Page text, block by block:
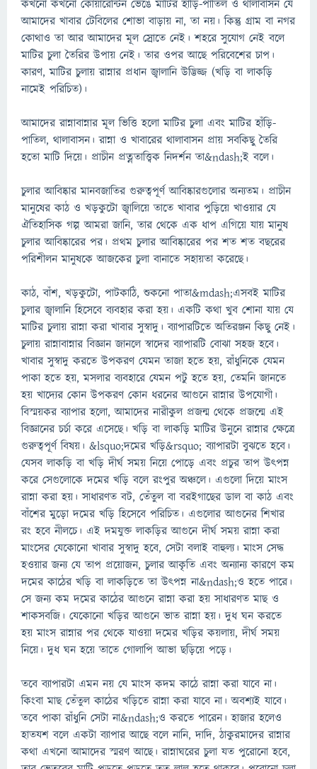
কখনো কখনো কোয়ারেন্টিন ভেঙে মাটির হাঁড়ি-পাতিল ও থালাবাসন যে
আমাদের খাবার টেবিলের শোভা বাড়ায় না, তা নয়। কিন্তু গ্রাম বা নগর
কোথাও তা আর আমাদের মূল স্রোতে নেই। শহরে সুযোগ নেই বলে
মাটির চুলা তৈরির উপায় নেই। তার ওপর আছে পরিবেশের চাপ।
কারণ, মাটির চুলায় রান্নার প্রধান জ্বালানি উদ্ভিজ্জ (খড়ি বা লাকড়ি
নামেই পরিচিত)।
আমাদের রান্নাবান্নার মূল ভিত্তি হলো মাটির চুলা এবং মাটির হাঁড়ি-
পাতিল, থালাবাসন। রান্না ও খাবারের থালাবাসন প্রায় সবকিছু তৈরি
হতো মাটি দিয়ে। প্রাচীন প্রত্নতাত্ত্বিক নিদর্শন তা&ndash;ই বলে।
চুলার আবিষ্কার মানবজাতির গুরুত্বপূর্ণ আবিষ্কারগুলোর অন্যতম। প্রাচীন
মানুষের কাঠ ও খড়কুটো জ্বালিয়ে তাতে খাবার পুড়িয়ে খাওয়ার যে
ঐতিহাসিক গল্প আমরা জানি, তার থেকে এক ধাপ এগিয়ে যায় মানুষ
চুলার আবিষ্কারের পর। প্রথম চুলার আবিষ্কারের পর শত শত বছরের
পরিশীলন মানুষকে আজকের চুলা বানাতে সহায়তা করেছে।
কাঠ, বাঁশ, খড়কুটো, পাটকাঠি, শুকনো পাতা&mdash;এসবই মাটির
চুলার জ্বালানি হিসেবে ব্যবহার করা হয়। একটি কথা খুব শোনা যায় যে
মাটির চুলায় রান্না করা খাবার সুস্বাদু। ব্যাপারটিতে অতিরঞ্জন কিছু নেই।
চুলায় রান্নাবান্নার বিজ্ঞান জানলে স্বাদের ব্যাপারটি বোঝা সহজ হবে।
খাবার সুস্বাদু করতে উপকরণ যেমন তাজা হতে হয়, রাঁধুনিকে যেমন
পাকা হতে হয়, মসলার ব্যবহারে যেমন পটু হতে হয়, তেমনি জানতে
হয় খাদ্যের কোন উপকরণ কোন ধরনের আগুনে রান্নার উপযোগী।
বিস্ময়কর ব্যাপার হলো, আমাদের নারীকুল প্রজন্ম থেকে প্রজন্মে এই
বিজ্ঞানের চর্চা করে এসেছে। খড়ি বা লাকড়ি মাটির উনুনে রান্নার ক্ষেত্রে
গুরুত্বপূর্ণ বিষয়। &lsquo;দমের খড়ি&rsquo; ব্যাপারটা বুঝতে হবে।
যেসব লাকড়ি বা খড়ি দীর্ঘ সময় নিয়ে পোড়ে এবং প্রচুর তাপ উৎপন্ন
করে সেগুলোকে দমের খড়ি বলে রংপুর অঞ্চলে। এগুলো দিয়ে মাংস
রান্না করা হয়। সাধারণত বট, তেঁতুল বা বরইগাছের ডাল বা কাঠ এবং
বাঁশের মুড়ো দমের খড়ি হিসেবে পরিচিত। এগুলোর আগুনের শিখার
রং হবে নীলচে। এই দমযুক্ত লাকড়ির আগুনে দীর্ঘ সময় রান্না করা
মাংসের যেকোনো খাবার সুস্বাদু হবে, সেটা বলাই বাহুল্য। মাংস সেদ্ধ
হওয়ার জন্য যে তাপ প্রয়োজন, চুলার আকৃতি এবং অন্যান্য কারণে কম
দমের কাঠের খড়ি বা লাকড়িতে তা উৎপন্ন না&ndash;ও হতে পারে।
সে জন্য কম দমের কাঠের আগুনে রান্না করা হয় সাধারণত মাছ ও
শাকসবজি। যেকোনো খড়ির আগুনে ভাত রান্না হয়। দুধ ঘন করতে
হয় মাংস রান্নার পর থেকে যাওয়া দমের খড়ির কয়লায়, দীর্ঘ সময়
নিয়ে। দুধ ঘন হয়ে তাতে গোলাপি আভা ছড়িয়ে পড়ে।
তবে ব্যাপারটা এমন নয় যে মাংস কদম কাঠে রান্না করা যাবে না।
কিংবা মাছ তেঁতুল কাঠের খড়িতে রান্না করা যাবে না। অবশ্যই যাবে।
তবে পাকা রাঁধুনি সেটা না&ndash;ও করতে পারেন। হাজার হলেও
হাতযশ বলে একটা ব্যাপার আছে বলে নানি, দাদি, ঠাকুরমাদের রান্নার
কথা এখনো আমাদের স্মরণ আছে। রান্নাঘরের চুলা যত পুরোনো হবে,